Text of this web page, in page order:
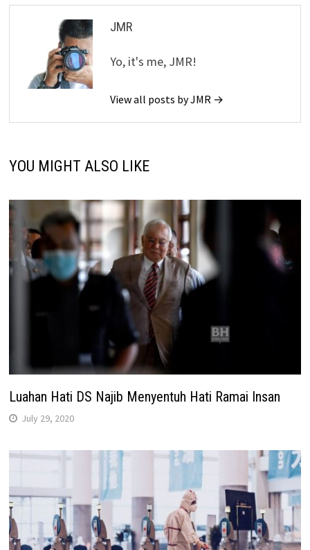
JMR
Yo, it's me, JMR!
View all posts by JMR →
YOU MIGHT ALSO LIKE
Luahan Hati DS Najib Menyentuh Hati Ramai Insan
July 29, 2020